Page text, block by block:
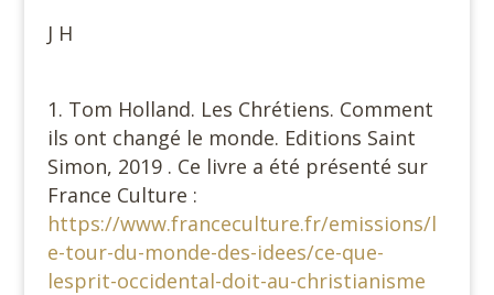
J H
Tom Holland. Les Chrétiens. Comment
ils ont changé le monde. Editions Saint
Simon, 2019 . Ce livre a été présenté sur
France Culture :
https://www.franceculture.fr/emissions/l
e-tour-du-monde-des-idees/ce-que-
lesprit-occidental-doit-au-christianisme